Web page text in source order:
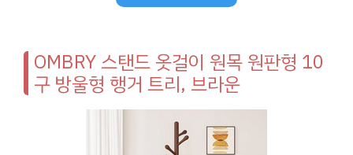
OMBRY 스탠드 옷걸이 원목 원판형 10
구 방울형 행거 트리, 브라운